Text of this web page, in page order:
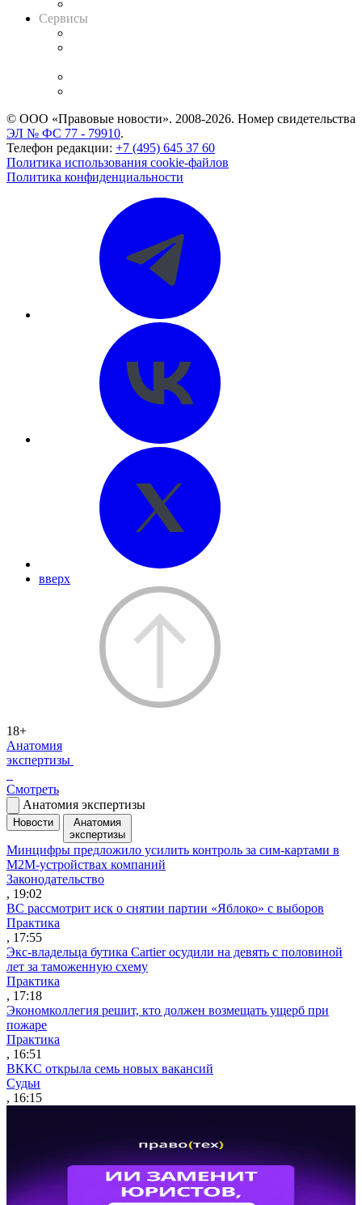
Сервисы
© ООО «Правовые новости». 2008-2026. Номер свидетельства
ЭЛ № ФС 77 - 79910.
Телефон редакции: +7 (495) 645 37 60
Политика использования cookie-файлов
Политика конфиденциальности
вверх
18+
Анатомия
экспертизы
Смотреть
Анатомия экспертизы
Новости
Анатомия
экспертизы
Минцифры предложило усилить контроль за сим-картами в
M2M-устройствах компаний
Законодательство
, 19:02
ВС рассмотрит иск о снятии партии «Яблоко» с выборов
Практика
, 17:55
Экс-владельца бутика Cartier осудили на девять с половиной
лет за таможенную схему
Практика
, 17:18
Экономколлегия решит, кто должен возмещать ущерб при
пожаре
Практика
, 16:51
ВККС открыла семь новых вакансий
Судьи
, 16:15